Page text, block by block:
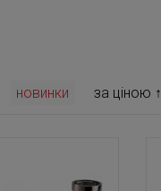
новинки за ціною ↑